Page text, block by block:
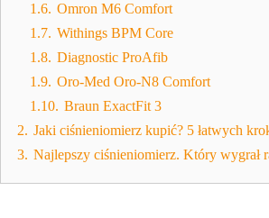
1.6. Omron M6 Comfort
1.7. Withings BPM Core
1.8. Diagnostic ProAfib
1.9. Oro-Med Oro-N8 Comfort
1.10. Braun ExactFit 3
2. Jaki ciśnieniomierz kupić? 5 łatwych
3. Najlepszy ciśnieniomierz. Który wygrał